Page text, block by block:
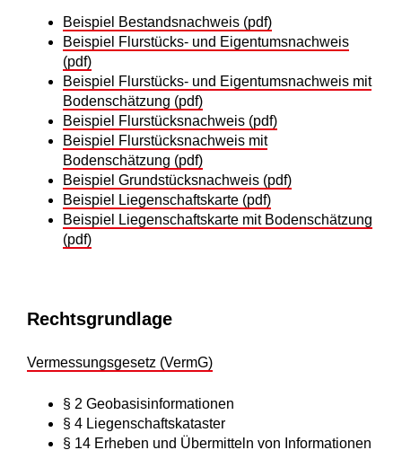
Beispiel Bestandsnachweis (pdf)
Beispiel Flurstücks- und Eigentumsnachweis
(pdf)
Beispiel Flurstücks- und Eigentumsnachweis mit
Bodenschätzung (pdf)
Beispiel Flurstücksnachweis (pdf)
Beispiel Flurstücksnachweis mit
Bodenschätzung (pdf)
Beispiel Grundstücksnachweis (pdf)
Beispiel Liegenschaftskarte (pdf)
Beispiel Liegenschaftskarte mit Bodenschätzung
(pdf)
Rechtsgrundlage
Vermessungsgesetz (VermG)
§ 2 Geobasisinformationen
§ 4 Liegenschaftskataster
§ 14 Erheben und Übermitteln von Informationen